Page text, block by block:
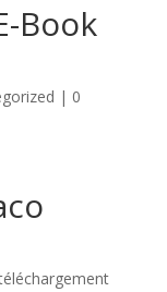
Book
| 0